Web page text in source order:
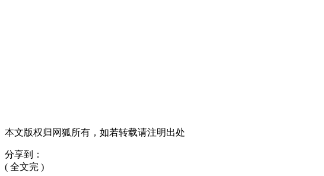
本文版权归网狐所有，如若转载请注明出处
分享到：
( 全文完 )